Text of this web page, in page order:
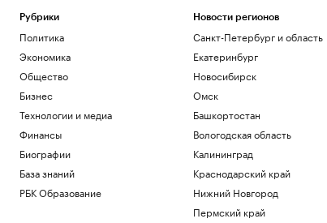
Рубрики
Политика
Экономика
Общество
Бизнес
Технологии и медиа
Финансы
Биографии
База знаний
РБК Образование
Новости регионов
Санкт-Петербург и область
Екатеринбург
Новосибирск
Омск
Башкортостан
Вологодская область
Калининград
Краснодарский край
Нижний Новгород
Пермский край